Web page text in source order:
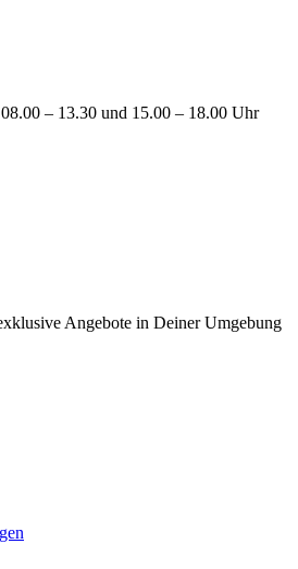
08.00 – 13.30 und 15.00 – 18.00 Uhr